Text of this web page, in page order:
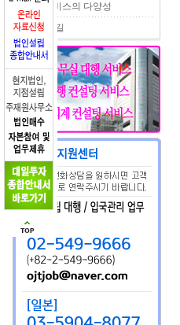
고객서비스의 다양성
오시는 길